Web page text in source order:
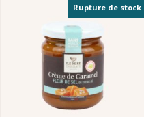
Rupture de stock